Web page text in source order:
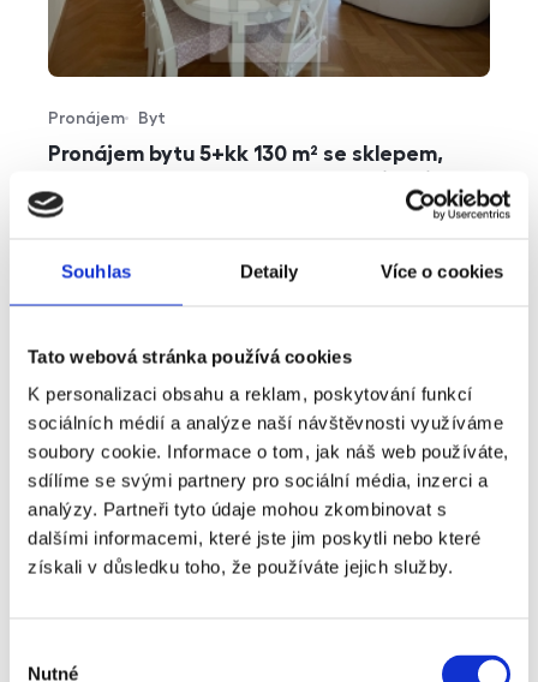
Souhlas Detaily Více o cookies
Tato webová stránka používá cookies
K personalizaci obsahu a reklam, poskytování funkcí
sociálních médií a analýze naší návštěvnosti využíváme
soubory cookie. Informace o tom, jak náš web používáte,
sdílíme se svými partnery pro sociální média, inzerci a
analýzy. Partneři tyto údaje mohou zkombinovat s
dalšími informacemi, které jste jim poskytli nebo které
získali v důsledku toho, že používáte jejich služby.
Nutné
Pronájem bytu 5+kk 130 m² se sklepem,
Typ nabídky
Pronájem
Typ nemovitosti
Byt
funkce
parkování sklep výtah
cena
49 000 Kč